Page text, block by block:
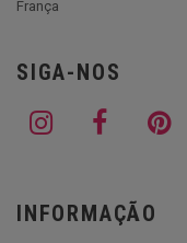
França
SIGA-NOS
INFORMAÇÃO